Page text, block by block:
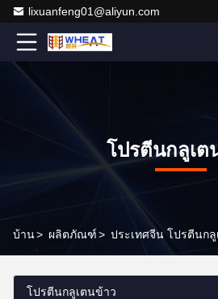
lixuanfeng01@aliyun.com
โปรตีนกลูเต
บ้าน> ผลิตภัณฑ์> ประเทศจีน โปรตีนก
โปรตีนกลูเตนข้าว